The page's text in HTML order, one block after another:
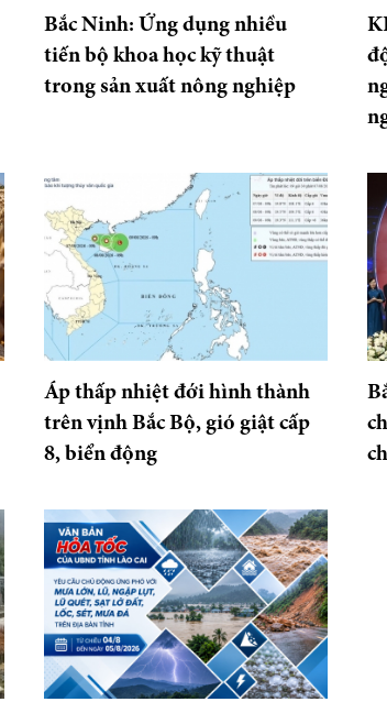
Bắc Ninh: Ứng dụng nhiều
tiến bộ khoa học kỹ thuật
trong sản xuất nông nghiệp
Áp thấp nhiệt đới hình thành
trên vịnh Bắc Bộ, gió giật cấp
8, biển động